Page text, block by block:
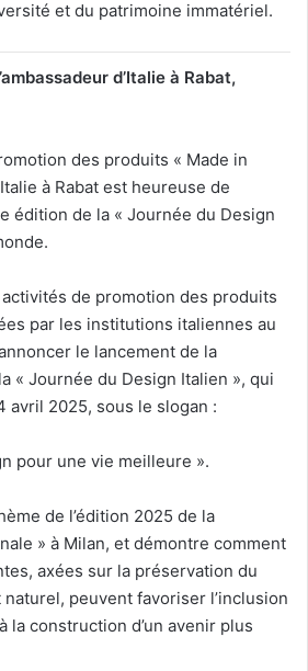
et du patrimoine immatériel.
d’Italie à Rabat,
des produits « Made in
à Rabat est heureuse de
édition de la « Journée du Design
de promotion des produits
par les institutions italiennes au
le lancement de la
« Journée du Design Italien », qui
avril 2025, sous le slogan :
pour une vie meilleure ».
de l’édition 2025 de la
» à Milan, et démontre comment
axées sur la préservation du
peuvent favoriser l’inclusion
la construction d’un avenir plus